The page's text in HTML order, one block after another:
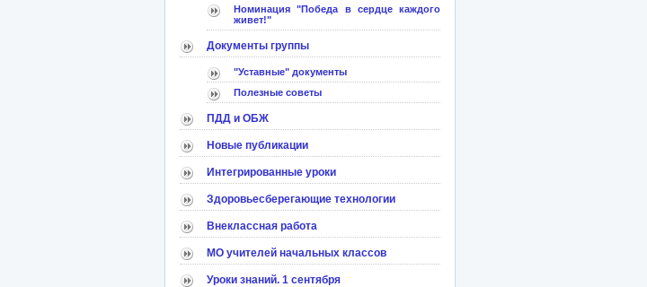
Номинация "Победа в сердце каждого
живет!"
Документы группы
"Уставные" документы
Полезные советы
ПДД и ОБЖ
Новые публикации
Интегрированные уроки
Здоровьесберегающие технологии
Внеклассная работа
МО учителей начальных классов
Уроки знаний. 1 сентября